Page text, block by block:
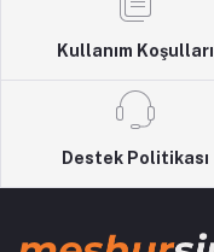
Kullanım Koşulları
Destek Politikası